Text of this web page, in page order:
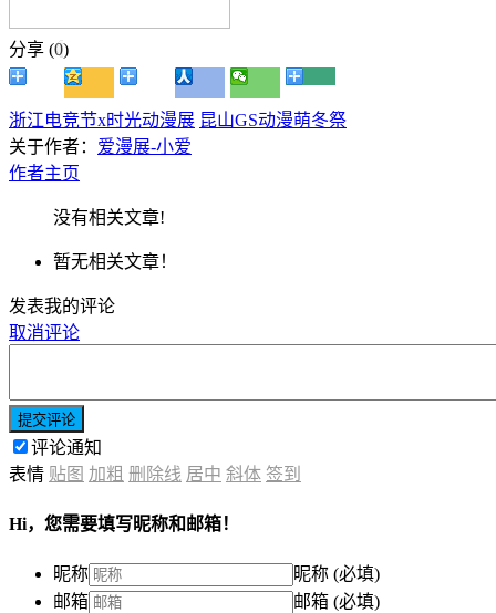
分享 (0)
浙江电竞节x时光动漫展 昆山GS动漫萌冬祭
关于作者： 爱漫展-小爱
作者主页
没有相关文章!
暂无相关文章！
发表我的评论
取消评论
提交评论
评论通知
表情 贴图 加粗 删除线 居中 斜体 签到
Hi，您需要填写昵称和邮箱！
昵称
昵称 (必填)
邮箱
邮箱 (必填)